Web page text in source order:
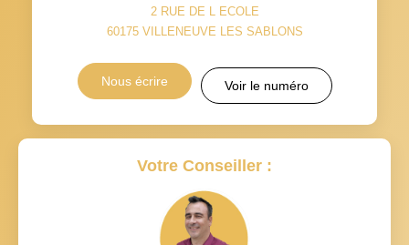
2 RUE DE L ECOLE
60175 VILLENEUVE LES SABLONS
Nous écrire Voir le numéro
Votre Conseiller :